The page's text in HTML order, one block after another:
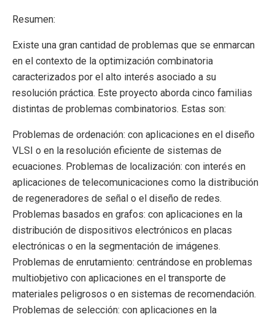
Resumen:
Existe una gran cantidad de problemas que se enmarcan
en el contexto de la optimización combinatoria
caracterizados por el alto interés asociado a su
resolución práctica. Este proyecto aborda cinco familias
distintas de problemas combinatorios. Estas son:
Problemas de ordenación: con aplicaciones en el diseño
VLSI o en la resolución eficiente de sistemas de
ecuaciones. Problemas de localización: con interés en
aplicaciones de telecomunicaciones como la distribución
de regeneradores de señal o el diseño de redes.
Problemas basados en grafos: con aplicaciones en la
distribución de dispositivos electrónicos en placas
electrónicas o en la segmentación de imágenes.
Problemas de enrutamiento: centrándose en problemas
multiobjetivo con aplicaciones en el transporte de
materiales peligrosos o en sistemas de recomendación.
Problemas de selección: con aplicaciones en la